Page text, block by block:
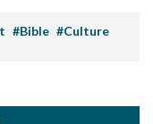
#Bible #Culture